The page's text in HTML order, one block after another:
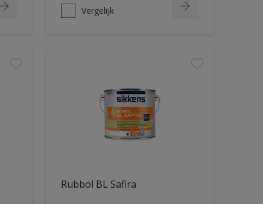
Vergelijk
Rubbol BL Safira